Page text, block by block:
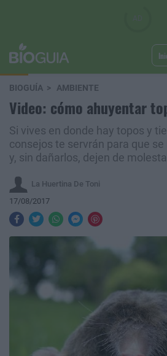
BIOGUÍA AMBIENTE
Video: cómo ahuyentar
Si vives en donde hay topos y
consejos te servrán para que
y, sin dañarlos, dejen de
La Huertina De Toni
17/08/2017